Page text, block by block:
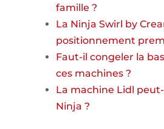
famille ?
La Ninja Swirl by
positionnement
Faut-il congeler la
ces machines ?
La machine Lidl
Ninja ?